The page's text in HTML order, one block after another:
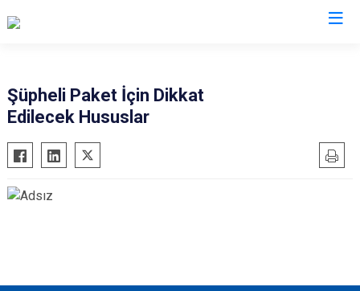
Şüpheli Paket İçin Dikkat
Edilecek Hususlar